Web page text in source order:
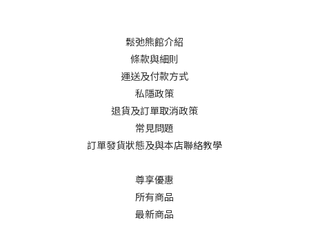
鬆弛熊館介紹
條款與細則
運送及付款方式
私隱政策
退貨及訂單取消政策
常見問題
訂單發貨狀態及與本店聯絡教學
尊享優惠
所有商品
最新商品